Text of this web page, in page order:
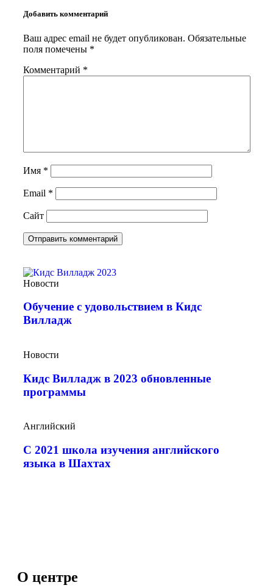
Добавить комментарий
Ваш адрес email не будет опубликован. Обязательные
поля помечены *
Комментарий *
Имя *
Email *
Сайт
Новости
Обучение с удовольствием в Кидс
Вилладж
Новости
Кидс Вилладж в 2023 обновленные
программы
Английский
С 2021 школа изучения английского
языка в Шахтах
О центре